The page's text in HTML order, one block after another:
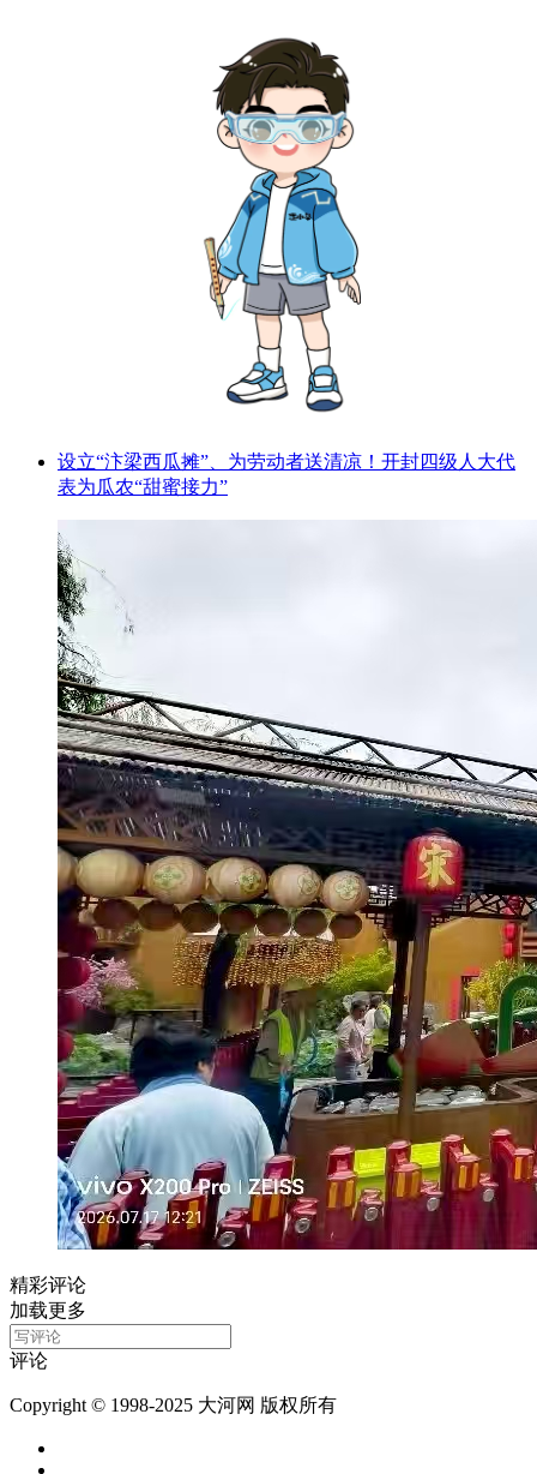
设立“汴梁西瓜摊”、为劳动者送清凉！开封四级人大代
表为瓜农“甜蜜接力”
精彩评论
加载更多
评论
Copyright © 1998-2025 大河网 版权所有